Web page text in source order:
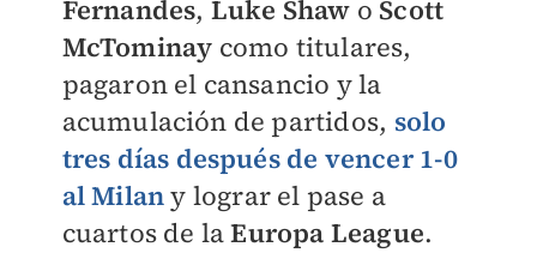
Fernandes, Luke Shaw o Scott
McTominay como titulares,
pagaron el cansancio y la
acumulación de partidos, solo
tres días después de vencer 1-0
al Milany lograr el pase a
cuartos de laEuropa League.